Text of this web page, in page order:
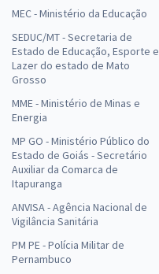
MEC - Ministério da Educação
SEDUC/MT - Secretaria de
Estado de Educação, Esporte e
Lazer do estado de Mato
Grosso
MME - Ministério de Minas e
Energia
MP GO - Ministério Público do
Estado de Goiás - Secretário
Auxiliar da Comarca de
Itapuranga
ANVISA - Agência Nacional de
Vigilância Sanitária
PM PE - Polícia Militar de
Pernambuco